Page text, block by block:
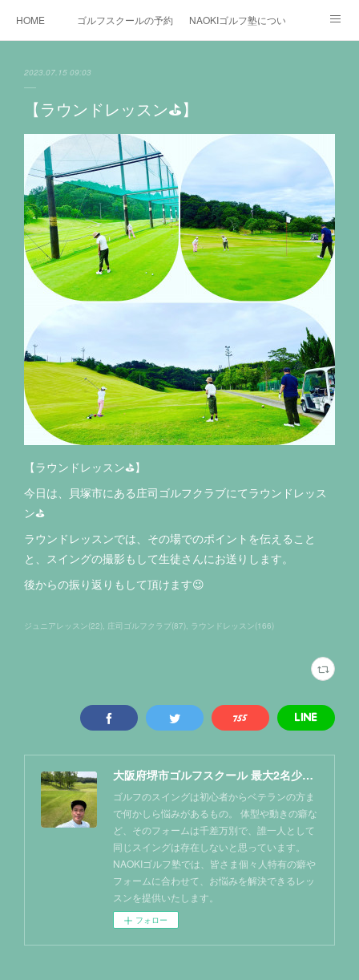
HOME ゴルフスクールの予約状況NAOKIゴルフ塾について
インスタグラム X
2023.07.15 09:03
【ラウンドレッスン⛳️】
【ラウンドレッスン⛳️】
今日は、貝塚市にある庄司ゴルフクラブにてラウンドレッス
ン⛳️
ラウンドレッスンでは、その場でのポイントを伝えること
と、スイングの撮影もして生徒さんにお送りします。
後からの振り返りもして頂けます😉
ジュニアレッスン(22) 庄司ゴルフクラブ(87) ラウンドレッスン(166)
大阪府堺市ゴルフスクール 最大2名少人数レッスン NAOKIゴルフ塾
ゴルフのスイングは初心者からベテランの方ま
で何かしら悩みがあるもの。 体型や動きの癖な
ど、そのフォームは千差万別で、誰一人として
同じスイングは存在しないと思っています。
NAOKIゴルフ塾では、皆さま個々人特有の癖や
フォームに合わせて、お悩みを解決できるレッ
スンを提供いたします。
フォロー